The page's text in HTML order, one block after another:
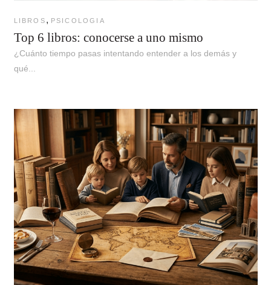
LIBROS , PSICOLOGIA
Top 6 libros: conocerse a uno mismo
¿Cuánto tiempo pasas intentando entender a los demás y
qué...